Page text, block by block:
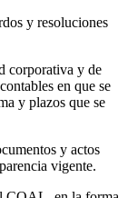
y resoluciones
corporativa y de
en que se
y plazos que se
y actos
vigente.